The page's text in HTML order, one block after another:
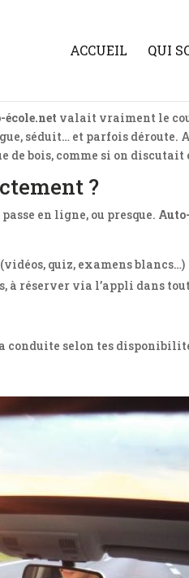
ACCUEIL QUI
école.net valait vraiment le
séduit… et parfois déroute.
de bois, comme si on
?
en ligne, ou presque.
quiz, examens blancs…)
à réserver via l’appli dans
conduite selon tes